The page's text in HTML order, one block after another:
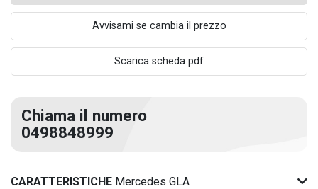
Avvisami se cambia il prezzo
Scarica scheda pdf
Chiama il numero
0498848999
CARATTERISTICHE Mercedes GLA